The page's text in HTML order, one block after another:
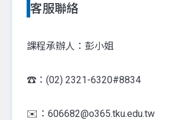
客服聯絡
課程承辦人：彭小姐
☎️：(02) 2321-6320#8834
✉️：606682@o365.tku.edu.tw